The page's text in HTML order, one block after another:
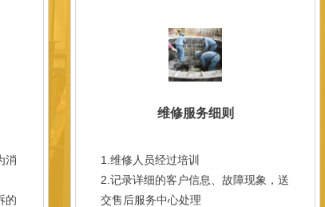
消
的
维修服务细则
1.维修人员经过培训
2.记录详细的客户信息、故障现象，送
交售后服务中心处理